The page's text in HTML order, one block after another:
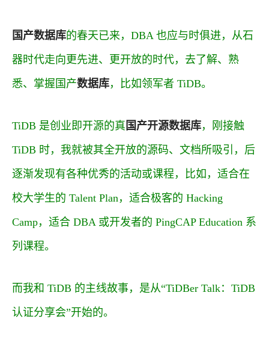
国产数据库的春天已来，DBA 也应与时俱进，从石
器时代走向更先进、更开放的时代，去了解、熟
悉、掌握国产数据库，比如领军者 TiDB。
TiDB 是创业即开源的真 国产开源数据库，刚接触
TiDB 时，我就被其全开放的源码、文档所吸引，后
逐渐发现有各种优秀的活动或课程，比如，适合在
校大学生的 Talent Plan，适合极客的 Hacking
Camp，适合 DBA 或开发者的 PingCAP Education 系
列课程。
而我和 TiDB 的主线故事，是从“TiDBer Talk：TiDB
认证分享会”开始的。